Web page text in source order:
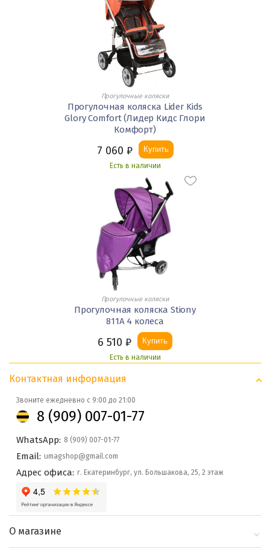
Прогулочные коляски
Прогулочная коляска Lider Kids
Glory Comfort (Лидер Кидс Глори
Комфорт)
7 060 ₽ Купить
Есть в наличии
Прогулочные коляски
Прогулочная коляска Stiony
811А 4 колеса
6 510 ₽ Купить
Есть в наличии
Контактная информация
Звоните ежедневно с 9:00 до 21:00
8 (909) 007-01-77
WhatsApp: 8 (909) 007-01-77
Email: umagshop@gmail.com
Адрес офиса: г. Екатеринбург, ул. Большакова, 25, 2 этаж
О магазине